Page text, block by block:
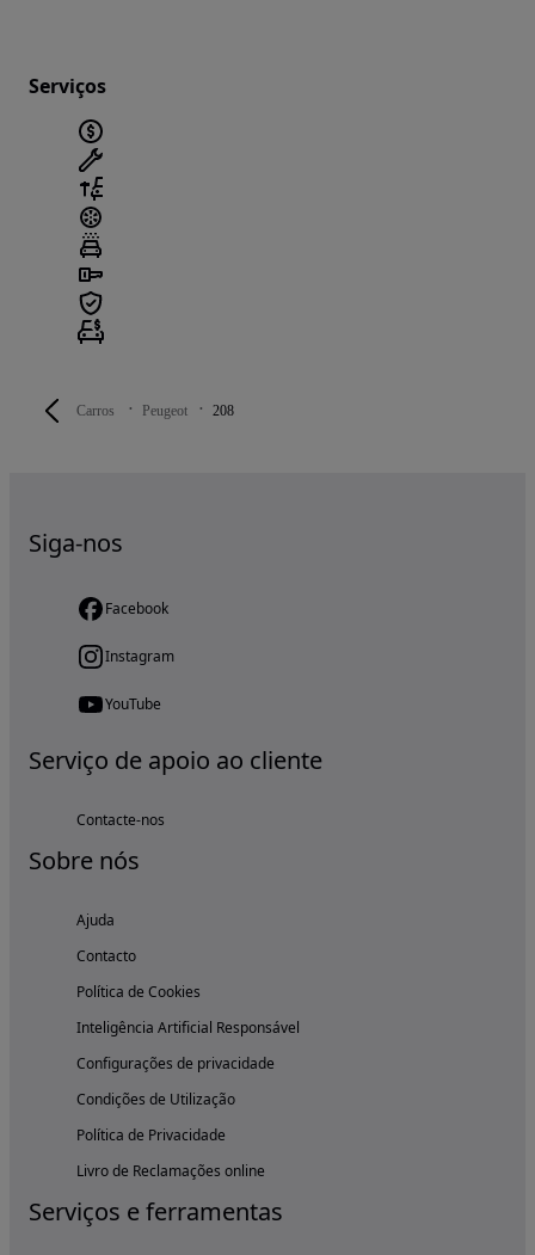
Carros Peugeot 208
Serviços
Siga-nos
Facebook
Instagram
YouTube
Serviço de apoio ao cliente
Contacte-nos
Sobre nós
Ajuda
Contacto
Política de Cookies
Inteligência Artificial Responsável
Configurações de privacidade
Condições de Utilização
Política de Privacidade
Livro de Reclamações online
Serviços e ferramentas